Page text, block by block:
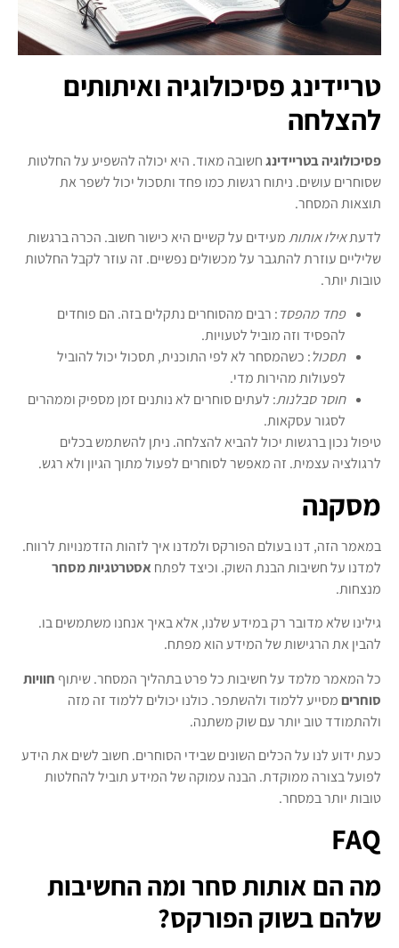
טריידינג פסיכולוגיה ואיתותים
להצלחה
פסיכולוגיה בטריידינגחשובה מאוד. היא יכולה להשפיע על החלטות
שסוחרים עושים. ניתוח רגשות כמו פחד ותסכול יכול לשפר את
תוצאות המסחר.
לדעתאילו אותותמעידים על קשיים היא כישור חשוב. הכרה ברגשות
שליליים עוזרת להתגבר על מכשולים נפשיים. זה עוזר לקבל החלטות
טובות יותר.
פחד מהפסד: רבים מהסוחרים נתקלים בזה. הם פוחדים
להפסיד וזה מוביל לטעויות.
תסכול: כשהמסחר לא לפי התוכנית, תסכול יכול להוביל
לפעולות מהירות מדי.
חוסר סבלנות: לעתים סוחרים לא נותנים זמן מספיק וממהרים
לסגור עסקאות.
טיפול נכון ברגשות יכול להביא להצלחה. ניתן להשתמש בכלים
לרגולציה עצמית. זה מאפשר לסוחרים לפעול מתוך הגיון ולא רגש.
מסקנה
במאמר הזה, דנו בעולם הפורקס ולמדנו איך לזהות הזדמנויות לרווח.
למדנו על חשיבות הבנת השוק. וכיצד לפתח אסטרטגיות מסחר
מנצחות.
גילינו שלא מדובר רק במידע שלנו, אלא באיך אנחנו משתמשים בו.
להבין את הרגישות של המידע הוא מפתח.
כל המאמר מלמד על חשיבות כל פרט בתהליך המסחר. שיתוף חוויות
סוחריםמסייע ללמוד ולהשתפר. כולנו יכולים ללמוד זה מזה
ולהתמודד טוב יותר עם שוק משתנה.
כעת ידוע לנו על הכלים השונים שבידי הסוחרים. חשוב לשים את הידע
לפועל בצורה ממוקדת. הבנה עמוקה של המידע תוביל להחלטות
טובות יותר במסחר.
FAQ
מה הם אותות סחר ומה החשיבות
שלהם בשוק הפורקס?